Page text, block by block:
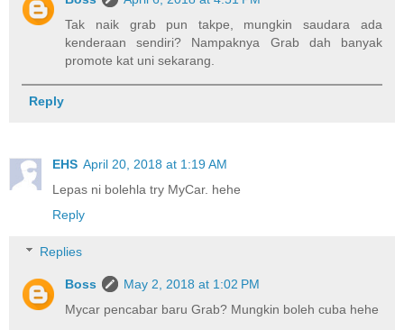
Tak naik grab pun takpe, mungkin saudara ada
kenderaan sendiri? Nampaknya Grab dah banyak
promote kat uni sekarang.
Reply
EHS April 20, 2018 at 1:19 AM
Lepas ni bolehla try MyCar. hehe
Reply
Replies
Boss
May 2, 2018 at 1:02 PM
Mycar pencabar baru Grab? Mungkin boleh cuba hehe